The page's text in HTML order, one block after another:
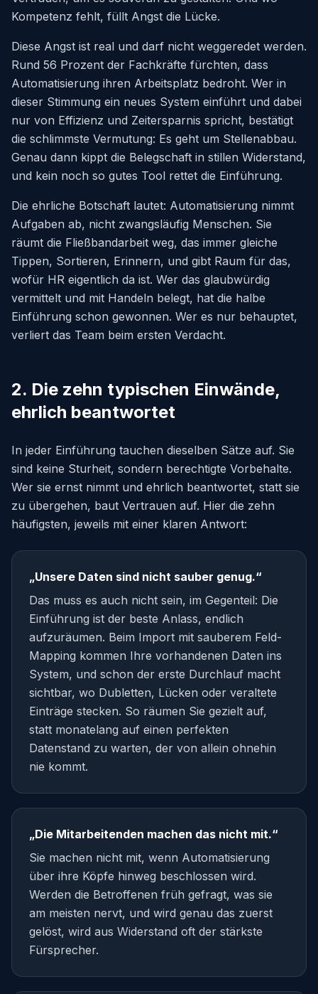
Kompetenz fehlt, füllt Angst die Lücke.
Diese Angst ist real und darf nicht weggeredet werden.
Rund 56 Prozent der Fachkräfte fürchten, dass
Automatisierung ihren Arbeitsplatz bedroht. Wer in
dieser Stimmung ein neues System einführt und dabei
nur von Effizienz und Zeitersparnis spricht, bestätigt
die schlimmste Vermutung: Es geht um Stellenabbau.
Genau dann kippt die Belegschaft in stillen Widerstand,
und kein noch so gutes Tool rettet die Einführung.
Die ehrliche Botschaft lautet: Automatisierung nimmt
Aufgaben ab, nicht zwangsläufig Menschen. Sie
räumt die Fließbandarbeit weg, das immer gleiche
Tippen, Sortieren, Erinnern, und gibt Raum für das,
wofür HR eigentlich da ist. Wer das glaubwürdig
vermittelt und mit Handeln belegt, hat die halbe
Einführung schon gewonnen. Wer es nur behauptet,
verliert das Team beim ersten Verdacht.
2. Die zehn typischen Einwände,
ehrlich beantwortet
In jeder Einführung tauchen dieselben Sätze auf. Sie
sind keine Sturheit, sondern berechtigte Vorbehalte.
Wer sie ernst nimmt und ehrlich beantwortet, statt sie
zu übergehen, baut Vertrauen auf. Hier die zehn
häufigsten, jeweils mit einer klaren Antwort:
„Unsere Daten sind nicht sauber genug.“
Das muss es auch nicht sein, im Gegenteil: Die
Einführung ist der beste Anlass, endlich
aufzuräumen. Beim Import mit sauberem Feld-
Mapping kommen Ihre vorhandenen Daten ins
System, und schon der erste Durchlauf macht
sichtbar, wo Dubletten, Lücken oder veraltete
Einträge stecken. So räumen Sie gezielt auf,
statt monatelang auf einen perfekten
Datenstand zu warten, der von allein ohnehin
nie kommt.
„Die Mitarbeitenden machen das nicht mit.“
Sie machen nicht mit, wenn Automatisierung
über ihre Köpfe hinweg beschlossen wird.
Werden die Betroffenen früh gefragt, was sie
am meisten nervt, und wird genau das zuerst
gelöst, wird aus Widerstand oft der stärkste
Fürsprecher.